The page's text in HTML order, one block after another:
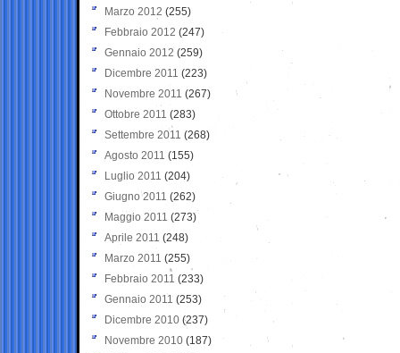
Marzo 2012 (255)
Febbraio 2012 (247)
Gennaio 2012 (259)
Dicembre 2011 (223)
Novembre 2011 (267)
Ottobre 2011 (283)
Settembre 2011 (268)
Agosto 2011 (155)
Luglio 2011 (204)
Giugno 2011 (262)
Maggio 2011 (273)
Aprile 2011 (248)
Marzo 2011 (255)
Febbraio 2011 (233)
Gennaio 2011 (253)
Dicembre 2010 (237)
Novembre 2010 (187)